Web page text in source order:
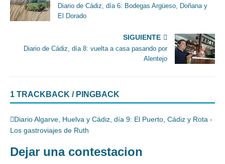
Diario de Cádiz, día 6: Bodegas Argüeso, Doñana y
El Dorado
SIGUIENTE
Diario de Cádiz, día 8: vuelta a casa pasando por
Alentejo
1 TRACKBACK / PINGBACK
Diario Algarve, Huelva y Cádiz, día 9: El Puerto, Cádiz y Rota -
Los gastroviajes de Ruth
Dejar una contestacion